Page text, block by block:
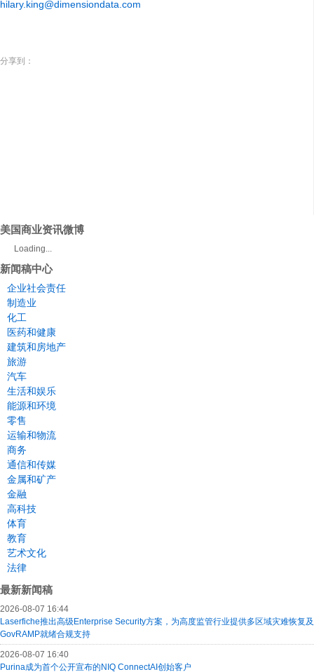
hilary.king@dimensiondata.com
分享到：
美国商业资讯微博
Loading...
新闻稿中心
企业社会责任
制造业
化工
医药和健康
建筑和房地产
旅游
汽车
生活和娱乐
能源和环境
零售
运输和物流
商务
通信和传媒
金属和矿产
金融
高科技
体育
教育
艺术文化
法律
最新新闻稿
2026-08-07 16:44
Laserfiche推出高级Enterprise Security方案，为高度监管行业提供多区域灾难恢复及
GovRAMP就绪合规支持
2026-08-07 16:40
Purina成为首个公开宣布的NIQ ConnectAI创始客户